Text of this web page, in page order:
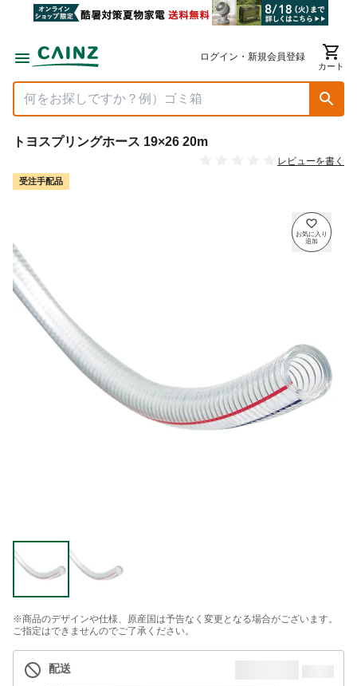
ログイン・新規会員登録
カート
トヨスプリングホース 19×26 20m
レビューを書く
受注手配品
※商品のデザインや仕様、原産国は予告なく変更となる場合がございます。
ご指定はできませんのでご了承ください。
配送